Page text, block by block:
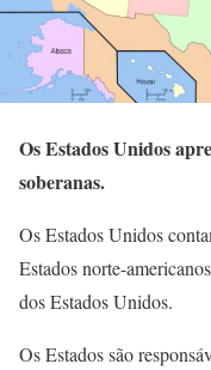
Os Estados Unidos
soberanas.
Os Estados Unidos
Estados norte-
dos Estados Unidos.
Os Estados são